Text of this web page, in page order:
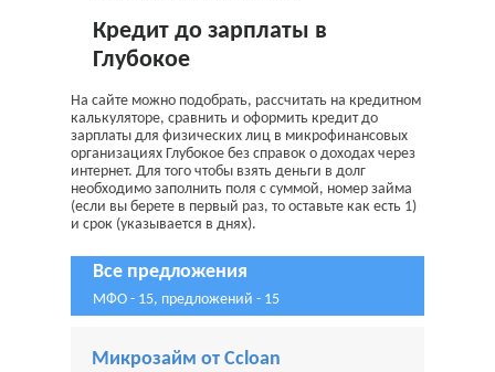
Кредит до зарплаты в
Глубокое
На сайте можно подобрать, рассчитать на кредитном
калькуляторе, сравнить и оформить кредит до
зарплаты для физических лиц в микрофинансовых
организациях Глубокое без справок о доходах через
интернет. Для того чтобы взять деньги в долг
необходимо заполнить поля с суммой, номер займа
(если вы берете в первый раз, то оставьте как есть 1)
и срок (указывается в днях).
Все предложения
МФО - 15, предложений - 15
Микрозайм от Ccloan